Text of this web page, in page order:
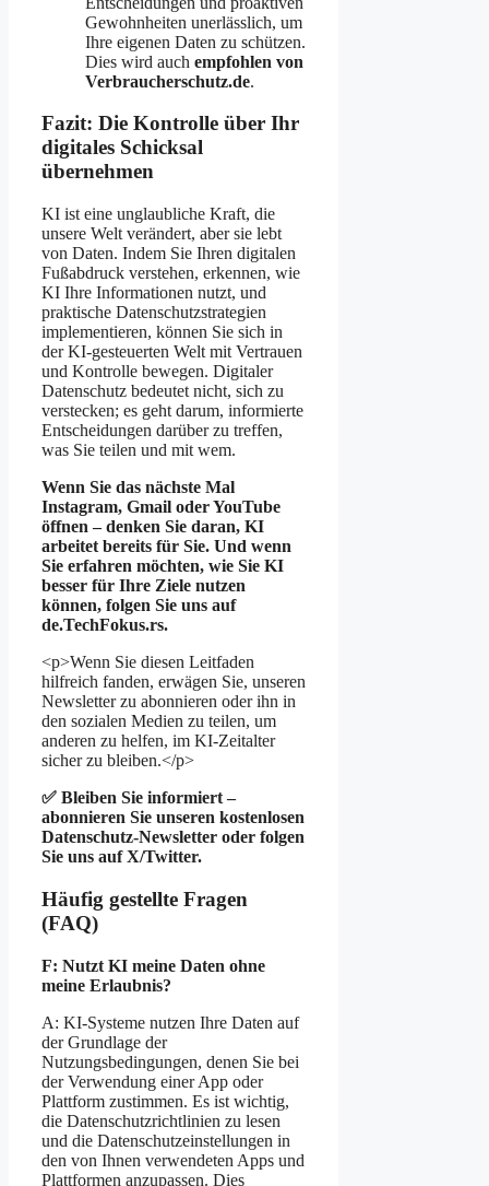
Gewohnheiten unerlässlich, um
Ihre eigenen Daten zu schützen.
Dies wird auch empfohlen von
Verbraucherschutz.de.
Fazit: Die Kontrolle über Ihr
digitales Schicksal
übernehmen
KI ist eine unglaubliche Kraft, die
unsere Welt verändert, aber sie lebt
von Daten. Indem Sie Ihren digitalen
Fußabdruck verstehen, erkennen, wie
KI Ihre Informationen nutzt, und
praktische Datenschutzstrategien
implementieren, können Sie sich in
der KI-gesteuerten Welt mit Vertrauen
und Kontrolle bewegen. Digitaler
Datenschutz bedeutet nicht, sich zu
verstecken; es geht darum, informierte
Entscheidungen darüber zu treffen,
was Sie teilen und mit wem.
Wenn Sie das nächste Mal
Instagram, Gmail oder YouTube
öffnen – denken Sie daran, KI
arbeitet bereits für Sie. Und wenn
Sie erfahren möchten, wie Sie KI
besser für Ihre Ziele nutzen
können, folgen Sie uns auf
de.TechFokus.rs.
<p>Wenn Sie diesen Leitfaden
hilfreich fanden, erwägen Sie, unseren
Newsletter zu abonnieren oder ihn in
den sozialen Medien zu teilen, um
anderen zu helfen, im KI-Zeitalter
sicher zu bleiben.</p>
✅ Bleiben Sie informiert –
abonnieren Sie unseren kostenlosen
Datenschutz-Newsletter oder folgen
Sie uns auf X/Twitter.
Häufig gestellte Fragen
(FAQ)
F: Nutzt KI meine Daten ohne
meine Erlaubnis?
A: KI-Systeme nutzen Ihre Daten auf
der Grundlage der
Nutzungsbedingungen, denen Sie bei
der Verwendung einer App oder
Plattform zustimmen. Es ist wichtig,
die Datenschutzrichtlinien zu lesen
und die Datenschutzeinstellungen in
den von Ihnen verwendeten Apps und
Plattformen anzupassen. Dies